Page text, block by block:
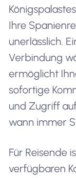
Ihre
unerlässlich.
Verbindung
ermöglicht
sofortige
und Zugriff
wann immer
Für Reisende
verfügbaren